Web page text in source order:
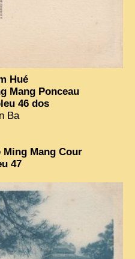
Hué
Mang Ponceau
46 dos
Ba
Ming Mang Cour
47